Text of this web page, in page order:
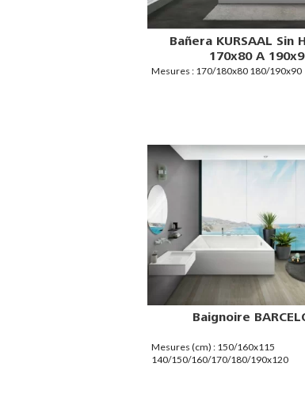
Bañera KURSAAL Sin
170x80 A
Mesures : 170/180x80 180/190x90
Baignoire
Mesures (cm) : 150/160x115
140/150/160/170/180/190x120